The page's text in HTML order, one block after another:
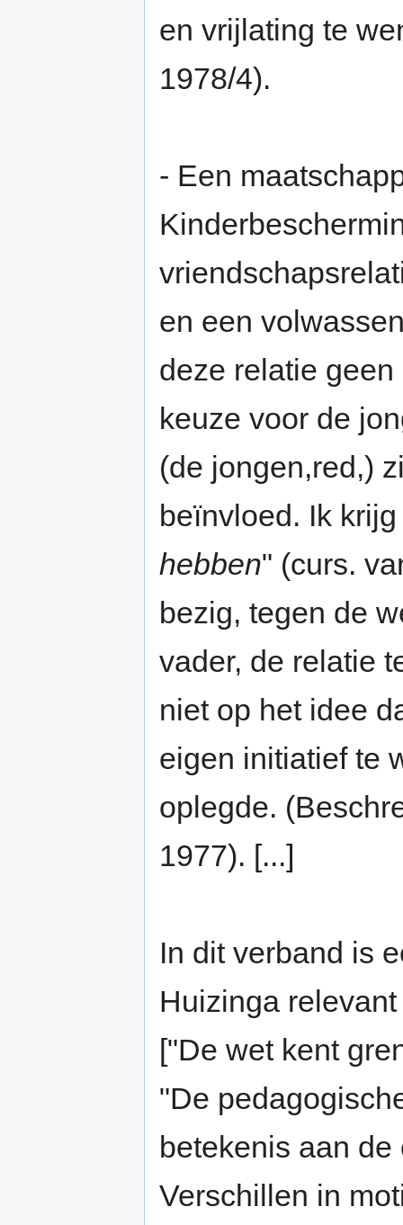
en vrijlating te
1978/4).
- Een
en een
deze relatie
keuze voor de
(de jongen,red,)
beïnvloed. Ik
hebben" (curs.
bezig, tegen de
vader, de relatie
niet op het idee
eigen initiatief te
oplegde.
1977). [...]
In dit verband is
Huizinga
["De wet kent
"De
betekenis aan
Verschillen in